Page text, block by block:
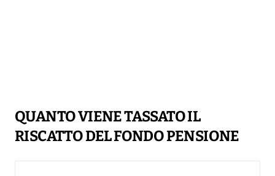
QUANTO VIENE TASSATO IL
RISCATTO DEL FONDO PENSIONE